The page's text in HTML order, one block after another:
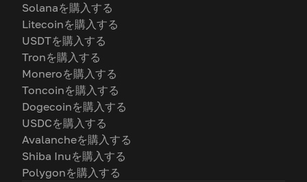
Solanaを購入する
Litecoinを購入する
USDTを購入する
Tronを購入する
Moneroを購入する
Toncoinを購入する
Dogecoinを購入する
USDCを購入する
Avalancheを購入する
Shiba Inuを購入する
Polygonを購入する